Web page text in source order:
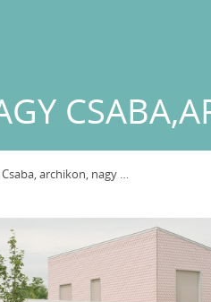
archikon, nagy csaba